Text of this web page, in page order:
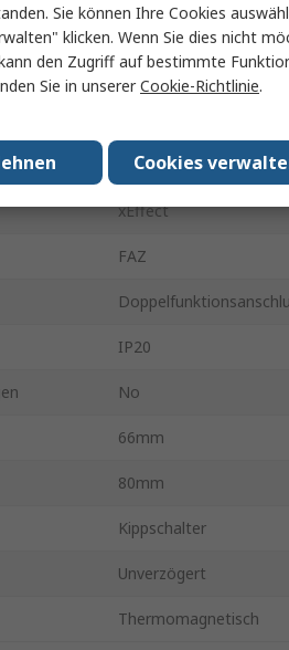
240V ac
DIN-Hutschiene
xEffect
FAZ
IP20
No
66mm
80mm
Kippschalter
Unverzögert
Thermomagnetisch
Sie können Ihre Cookies
klicken. Wenn Sie dies nicht
den Zugriff auf bestimmte
Sie in unsererCookie-Richtlinie.
Cookies